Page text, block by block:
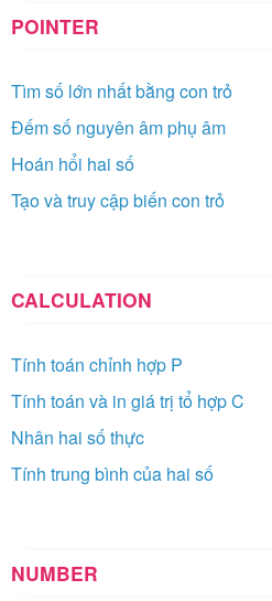
POINTER
Tìm số lớn nhất bằng con trỏ
Đếm số nguyên âm phụ âm
Hoán hổi hai số
Tạo và truy cập biến con trỏ
CALCULATION
Tính toán chỉnh hợp P
Tính toán và in giá trị tổ hợp C
Nhân hai số thực
Tính trung bình của hai số
NUMBER